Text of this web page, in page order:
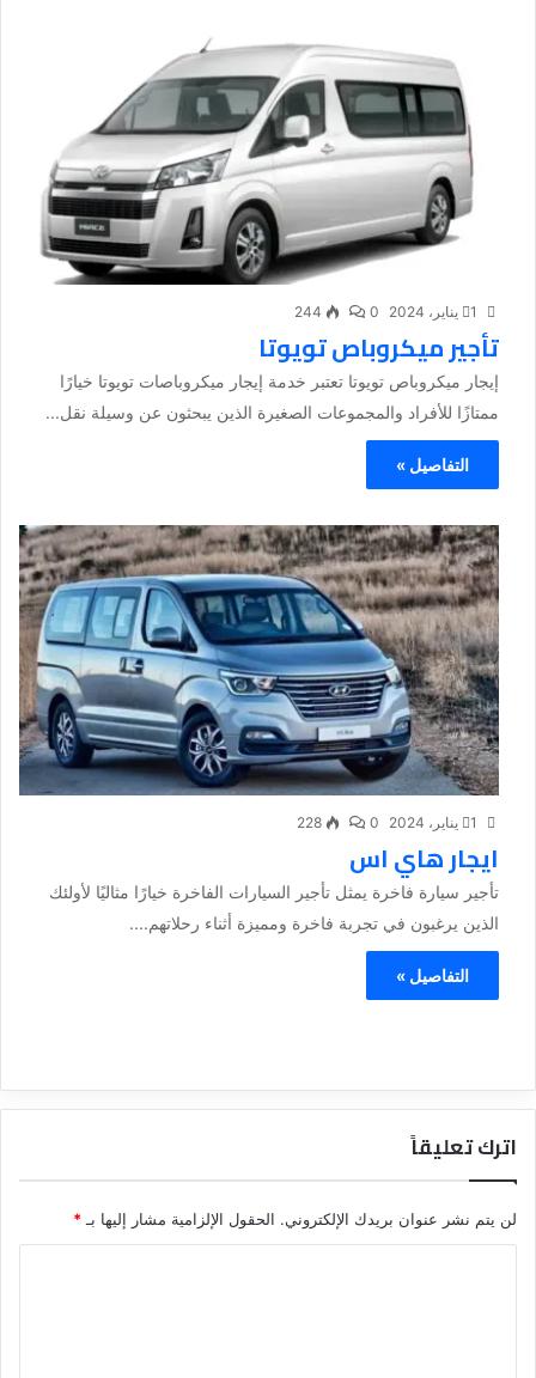
1 يناير، 2024 0
244
تأجير ميكروباص تويوتا
إيجار ميكروباص تويوتا تعتبر خدمة إيجار ميكروباصات تويوتا خيارًا
ممتازًا للأفراد والمجموعات الصغيرة الذين يبحثون عن وسيلة نقل...
التفاصيل »
1 يناير، 2024 0
228
ايجار هاي اس
تأجير سيارة فاخرة يمثل تأجير السيارات الفاخرة خيارًا مثاليًا لأولئك
الذين يرغبون في تجربة فاخرة ومميزة أثناء رحلاتهم....
التفاصيل »
اترك تعليقاً
لن يتم نشر عنوان بريدك الإلكتروني. الحقول الإلزامية مشار إليها بـ*